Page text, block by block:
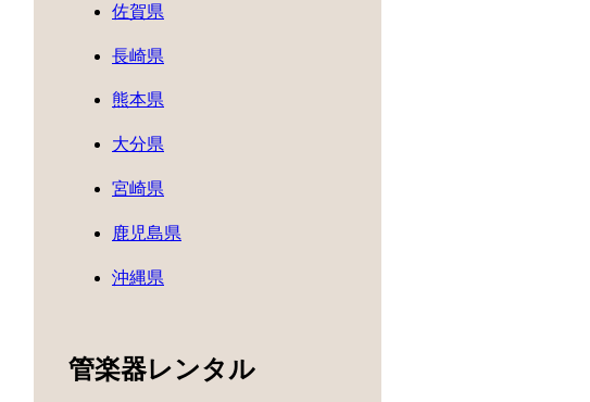
佐賀県
長崎県
熊本県
大分県
宮崎県
鹿児島県
沖縄県
管楽器レンタル